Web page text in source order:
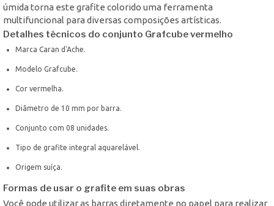
úmida torna este grafite colorido uma ferramenta
multifuncional para diversas composições artísticas.
Detalhes técnicos do conjunto Grafcube vermelho
Marca Caran d'Ache.
Modelo Grafcube.
Cor vermelha.
Diâmetro de 10 mm por barra.
Conjunto com 08 unidades.
Tipo de grafite integral aquarelável.
Origem suíça.
Formas de usar o grafite em suas obras
Você pode utilizar as barras diretamente no papel para realizar